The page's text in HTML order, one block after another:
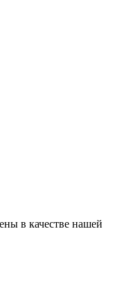
в качестве нашей